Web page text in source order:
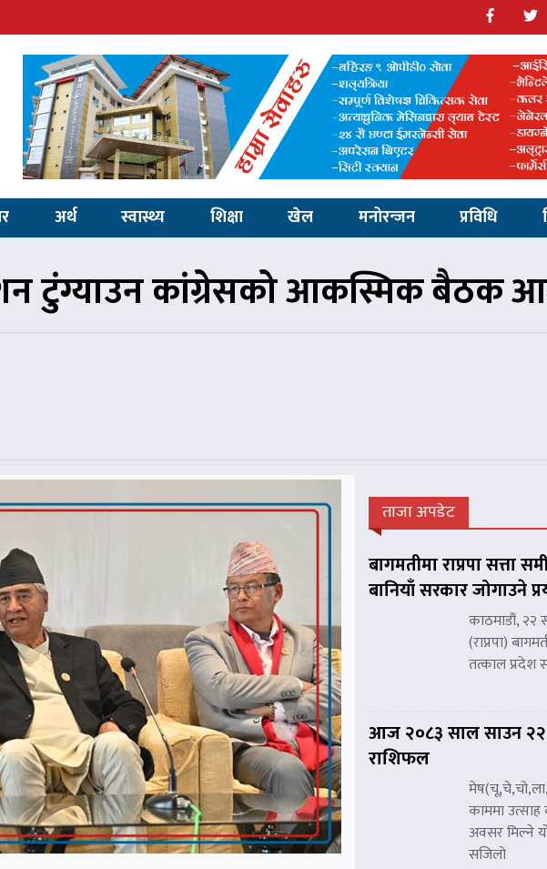
अर्थ स्वास्थ्य शिक्षा खेल मनोरन्जन प्रविधि
टुंग्याउन कांग्रेसको आकस्मिक बैठक
ताजा अपडेट
बागमतीमा राप्रपा सत्ता
बानियाँ सरकार जोगाउने
काठमाडौं, २२
(राप्रपा)
तत्काल प्रदेश
आज २०८३ साल साउन २२
राशिफल
काममा उत्साह
अवसर मिल्ने
सजिलो